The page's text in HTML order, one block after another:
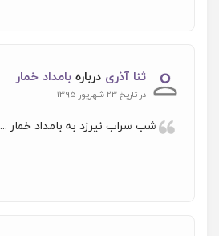
ثنا آذری دربارهبامداد خمار
در تاریخ 23 شهریور 1395
شب سراب نیرزد به بامداد خمار ...